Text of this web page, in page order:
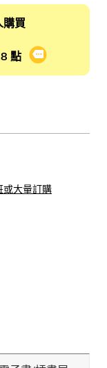
購買
點
會員推薦分潤
或大量訂購